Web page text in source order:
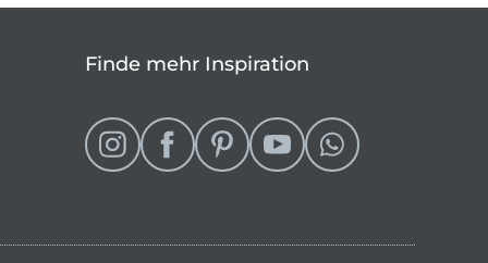
Finde mehr Inspiration